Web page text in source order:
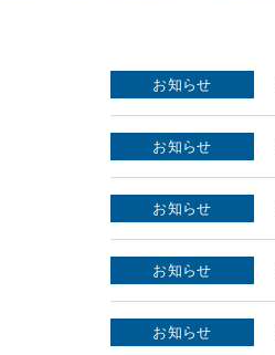
お知らせ
お知らせ
お知らせ
お知らせ
お知らせ